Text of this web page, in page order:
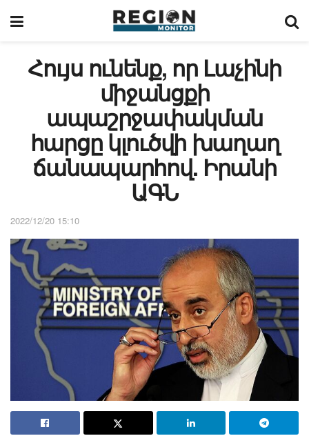
Հույս ունենք, որ Լաչինի
միջանցքի
ապաշրջափակման
հարցը կլուծվի խաղաղ
ճանապարհով. Իրանի
ԱԳՆ
2022/12/20 15:10